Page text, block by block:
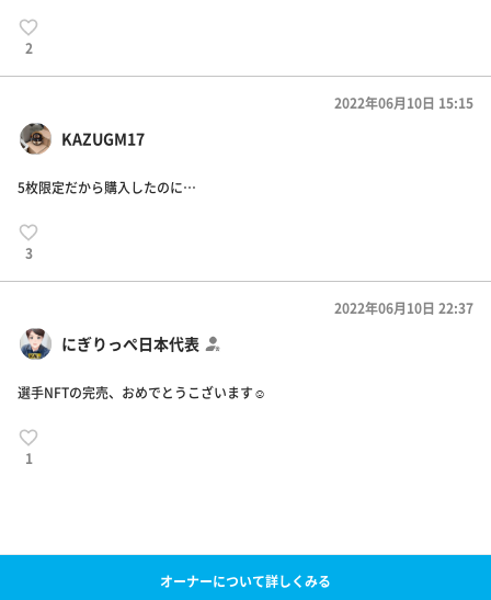
2
KAZUGM17
2022年06月10日 15:15
5枚限定だから購入したのに…
3
にぎりっぺ日本代表
2022年06月10日 22:37
選手NFTの完売、おめでとうこざいます☺️
1
オーナーについて詳しくみる